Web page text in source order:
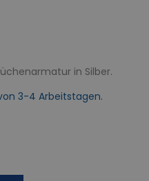
in Silber.
3-4 Arbeitstagen.